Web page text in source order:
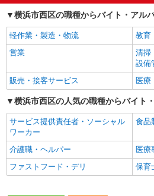
制手当／住宅手当（
途支給）※試用期間
当の種類はエリアに
時にお尋ねください
正社員
LOUNIE（ルーニィ）横浜高島屋店
【店長候補募集】
ジメントまでお任
未経験：月給
（店長候補）：月
含む） ※経験・能力考慮 ※固定残業時間は1ヶ月
あたり20時間、超過
3万円まで交通費支
制手当／住宅手当（
途支給）※試用期間
当の種類はエリアに
時にお尋ねください
≪横浜高島屋店≫
31 横浜髙島屋4階 婦
正社員
COCO DEAL（ココディール） ルミネ
週払い
上場
社
交通費支給
同じ職種から求人を探す
ファッション・
アパレル販売
同じ特徴から求人を探す
上場企業・上場企業のグループ会
社
横浜市西区の職種からバイト・アル
軽作業・製造・物流
教育
営業
清掃
設備
販売・接客サービス
医療
横浜市西区の人気の職種からバイト
サービス提供責任者・ソーシャル
ワーカー
食品
介護職・ヘルパー
医療
ファストフード・デリ
保育